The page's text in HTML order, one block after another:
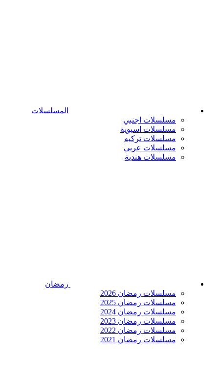
المسلسلات
مسلسلات اجنبي
مسلسلات اسيوية
مسلسلات تركيه
مسلسلات عربي
مسلسلات هندية
رمضان
مسلسلات رمضان 2026
مسلسلات رمضان 2025
مسلسلات رمضان 2024
مسلسلات رمضان 2023
مسلسلات رمضان 2022
مسلسلات رمضان 2021